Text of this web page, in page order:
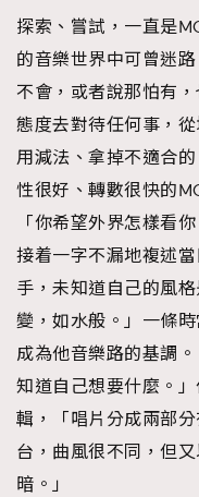
探索、嘗試，一直是
的音樂世界中可曾迷
不會，或者說那怕有
態度去對待任何事，
用減法、拿掉不適合
性很好、轉數很快的
「你希望外界怎樣看
接着一字不漏地複述
手，未知道自己的風
變，如水般。」一條
成為他音樂路的基調
知道自己想要什麼。
輯，「唱片分成兩部
台，曲風很不同，但
暗。」